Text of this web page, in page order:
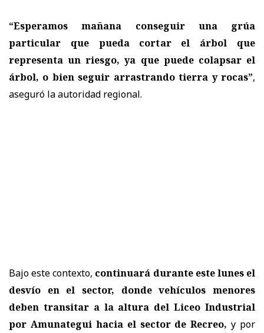
“Esperamos mañana conseguir una grúa
particular que pueda cortar el árbol que
representa un riesgo, ya que puede colapsar el
árbol, o bien seguir arrastrando tierra y rocas”,
aseguró la autoridad regional.
Bajo este contexto, continuará durante este lunes el
desvío en el sector, donde vehículos menores
deben transitar a la altura del Liceo Industrial
por Amunategui hacia el sector de Recreo,y por